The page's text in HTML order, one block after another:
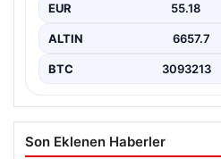
EUR 55.18
ALTIN 6657.7
BTC 3093213
Son Eklenen Haberler